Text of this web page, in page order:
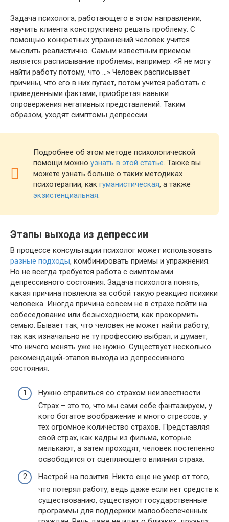
Задача психолога, работающего в этом направлении,
научить клиента конструктивно решать проблему. С
помощью конкретных упражнений человек учится
мыслить реалистично. Самым известным приемом
является расписывание проблемы, например: «Я не могу
найти работу потому, что …» Человек расписывает
причины, что его в них пугает, потом учится работать с
приведенными фактами, приобретая навыки
опровержения негативных представлений. Таким
образом, уходят симптомы депрессии.
Подробнее об этом методе психологической
помощи можно узнать в этой статье. Также вы
можете узнать больше о таких методиках
психотерапии, как гуманистическая, а также
экзистенциальная.
Этапы выхода из депрессии
В процессе консультации психолог может использовать
разные подходы, комбинировать приемы и упражнения.
Но не всегда требуется работа с симптомами
депрессивного состояния. Задача психолога понять,
какая причина повлекла за собой такую реакцию психики
человека. Иногда причина совсем не в страхе пойти на
собеседование или безысходности, как прокормить
семью. Бывает так, что человек не может найти работу,
так как изначально не ту профессию выбрал, и думает,
что ничего менять уже не нужно. Существует несколько
рекомендаций-этапов выхода из депрессивного
состояния.
Нужно справиться со страхом неизвестности.
Страх – это то, что мы сами себе фантазируем, у
кого богатое воображение и много стрессов, у
тех огромное количество страхов. Представляя
свой страх, как кадры из фильма, которые
мелькают, а затем проходят, человек постепенно
освободится от сцепляющего влияния страха.
Настрой на позитив. Никто еще не умер от того,
что потерял работу, ведь даже если нет средств к
существованию, существуют государственные
программы для поддержки малообеспеченных